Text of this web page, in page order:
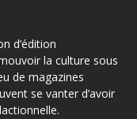
d’édition
la culture sous
de magazines
se vanter d’avoir